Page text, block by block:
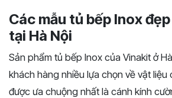
Các mẫu tủ bếp Inox
tại Hà Nội
Sản phẩm tủ bếp Inox của Vinakit ở
khách hàng nhiều lựa chọn về vật liệu
được ưa chuộng nhất là cánh kính